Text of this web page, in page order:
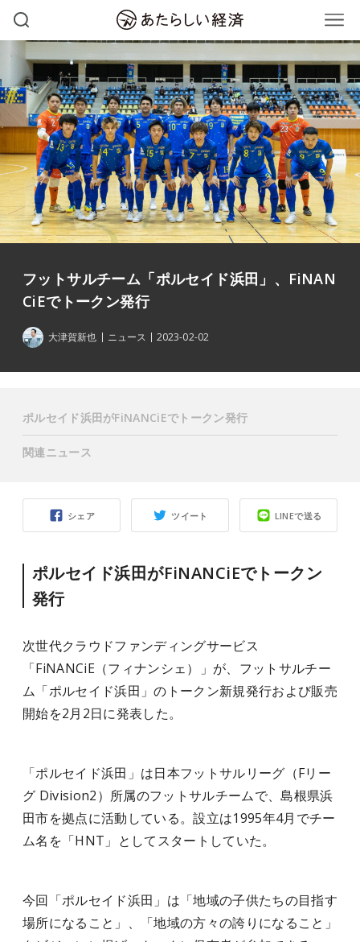
フットサルチーム「ポルセイド浜田」、FiNAN
CiEでトークン発行
大津賀新也 ニュース 2023-02-02
シェア ツイート LINEで送る
ポルセイド浜田がFiNANCiEでトークン
発行
次世代クラウドファンディングサービス
「FiNANCiE（フィナンシェ）」が、フットサルチー
ム「ポルセイド浜田」のトークン新規発行および販売
開始を2月2日に発表した。
「ポルセイド浜田」は日本フットサルリーグ（Fリー
グ Division2）所属のフットサルチームで、島根県浜
田市を拠点に活動している。設立は1995年4月でチー
ム名を「HNT」としてスタートしていた。
今回「ポルセイド浜田」は「地域の子供たちの目指す
場所になること」、「地域の方々の誇りになること」
ポルセイド浜田がFiNANCiEでトークン発行
関連ニュース